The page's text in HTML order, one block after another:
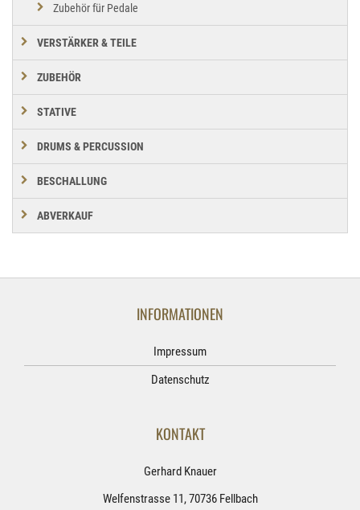
Zubehör für Pedale
VERSTÄRKER & TEILE
ZUBEHÖR
STATIVE
DRUMS & PERCUSSION
BESCHALLUNG
ABVERKAUF
INFORMATIONEN
Impressum
Datenschutz
KONTAKT
Gerhard Knauer
Welfenstrasse 11, 70736 Fellbach